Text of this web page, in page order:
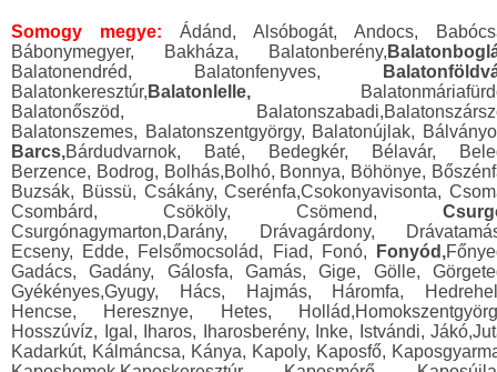
Somogy megye: Ádánd, Alsóbogát, Andocs,
Bábonymegyer, Bakháza, Balatonberény,
Balatonendréd, Balatonfenyves,
Balatonkeresztúr, Balatonlelle,
Balatonőszöd,
Balatonszemes, Balatonszentgyörgy, Balatonújlak,
Barcs,Bárdudvarnok, Baté, Bedegkér, Bélavár,
Berzence, Bodrog, Bolhás,Bolhó, Bonnya, Böhönye,
Buzsák, Büssü, Csákány, Cserénfa,Csokonyavisonta,
Csombárd, Csököly, Csömend,
Csurgónagymarton,Darány, Drávagárdony,
Ecseny, Edde, Felsőmocsolád, Fiad, Fonó,
Fonyód,
Gadács, Gadány, Gálosfa, Gamás, Gige, Gölle,
Gyékényes,Gyugy, Hács, Hajmás, Háromfa,
Hencse, Heresznye, Hetes,
Hosszúvíz, Igal, Iharos, Iharosberény, Inke, Istvándi,
Kadarkút, Kálmáncsa, Kánya, Kapoly, Kaposfő,